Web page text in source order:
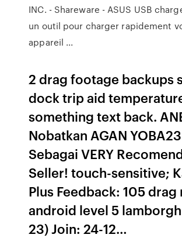
INC. - Shareware - ASUS USB
un outil pour charger rapidement
appareil ...
2 drag footage backups
dock trip aid
something text back.
Nobatkan AGAN YOBA23
Sebagai VERY
Seller! touch-sensitive;
Plus Feedback: 105 drag
android level 5
23) Join: 24-12…